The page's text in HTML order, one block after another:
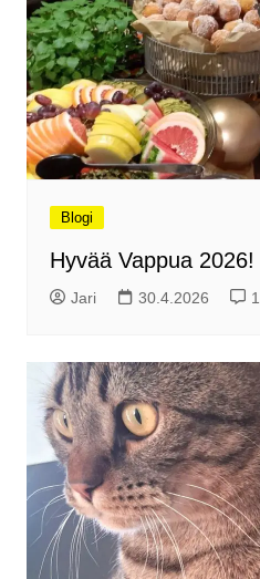
Blogi
Hyvää Vappua 2026!
Jari 30.4.2026 1